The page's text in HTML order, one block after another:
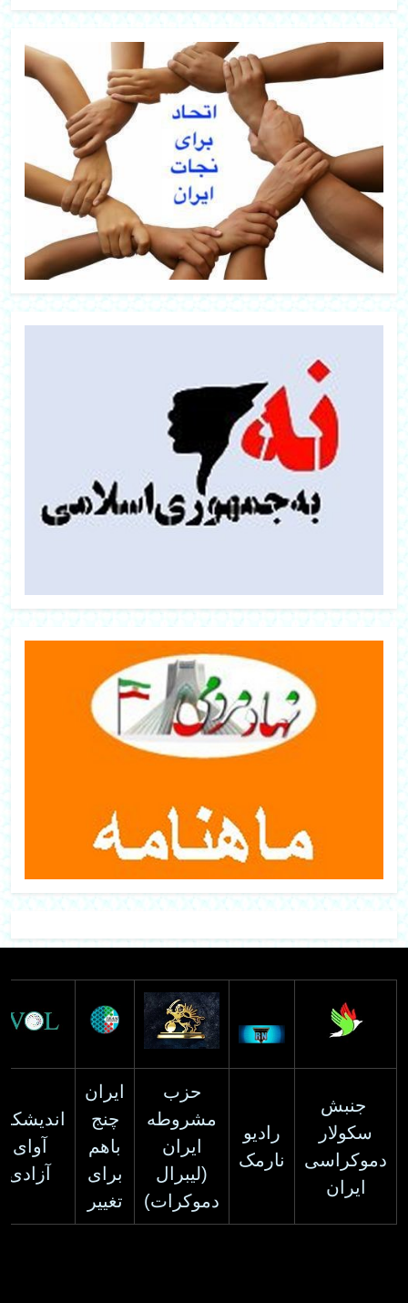
جنبش
سکولار
دموکراسی
ایران
رادیو
نارمک
حزب
مشروطه
ایران
(لیبرال
دموکرات)
ایران
چنج
باهم
برای
تغییر
آوای
آزادی